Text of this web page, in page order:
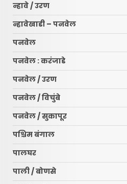
न्हावे / उरण
न्हावेखाडी – पनवेल
पनवेल
पनवेल : करंजाडे
पनवेल / उरण
पनवेल / विचुंबे
पनवेल / सुकापूर
पश्चिम बंगाल
पालघर
पाली / बोणसे